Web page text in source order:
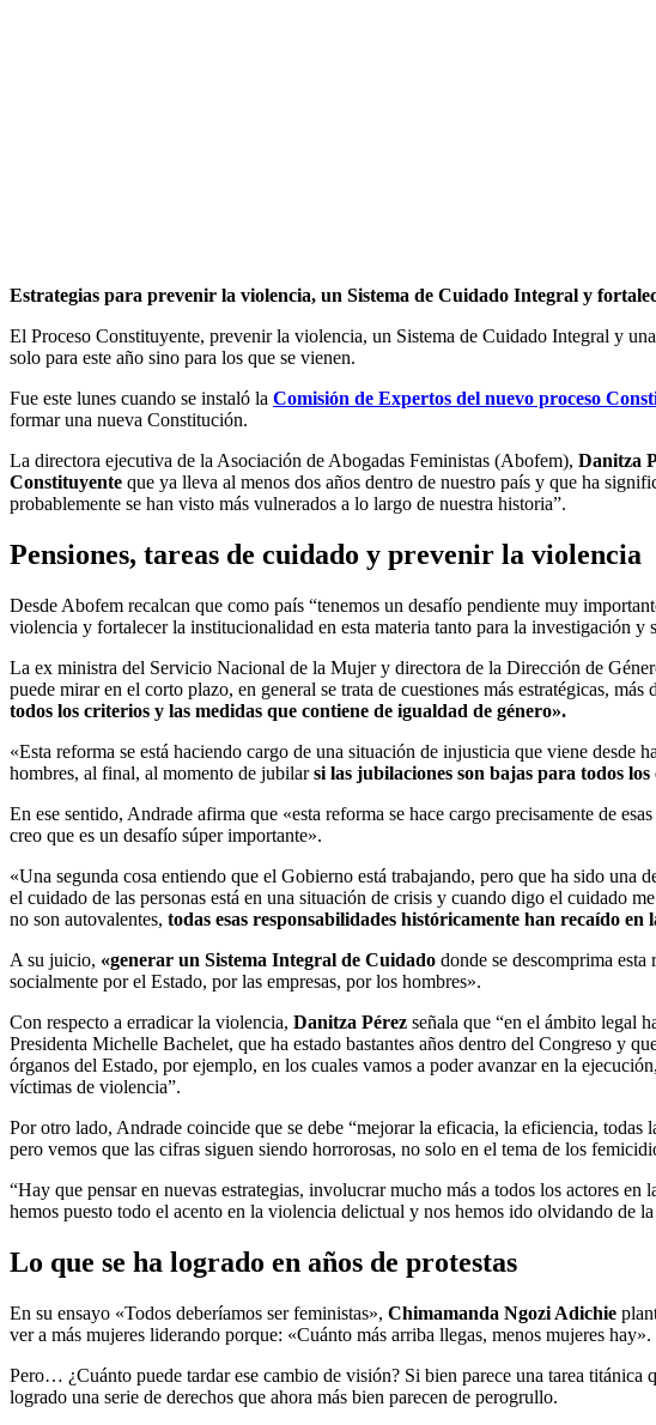
Estrategias para prevenir la violencia, un Sistema de Cuidado Integral y
El Proceso Constituyente, prevenir la violencia, un Sistema de Cuidado Integral y
solo para este año sino para los que se vienen.
Fue este lunes cuando se instaló la Comisión de Expertos del nuevo proceso
formar una nueva Constitución.
La directora ejecutiva de la Asociación de Abogadas Feministas (Abofem), Danitza
Constituyente que ya lleva al menos dos años dentro de nuestro país y que ha
probablemente se han visto más vulnerados a lo largo de nuestra historia”.
Pensiones, tareas de cuidado y prevenir la violencia
Desde Abofem recalcan que como país “tenemos un desafío pendiente muy
violencia y fortalecer la institucionalidad en esta materia tanto para la investigación y
La ex ministra del Servicio Nacional de la Mujer y directora de la Dirección de
puede mirar en el corto plazo, en general se trata de cuestiones más estratégicas,
todos los criterios y las medidas que contiene de igualdad de género».
«Esta reforma se está haciendo cargo de una situación de injusticia que viene desde
hombres, al final, al momento de jubilarsi las jubilaciones son bajas para todos
En ese sentido, Andrade afirma que «esta reforma se hace cargo precisamente de
creo que es un desafío súper importante».
«Una segunda cosa entiendo que el Gobierno está trabajando, pero que ha sido
el cuidado de las personas está en una situación de crisis y cuando digo el cuidado
no son autovalentes, todas esas responsabilidades históricamente han recaído en
A su juicio, «generar un Sistema Integral de Cuidado donde se descomprima esta
socialmente por el Estado, por las empresas, por los hombres».
Con respecto a erradicar la violencia, Danitza Pérez señala que “en el ámbito legal
Presidenta Michelle Bachelet, que ha estado bastantes años dentro del Congreso y
órganos del Estado, por ejemplo, en los cuales vamos a poder avanzar en la
víctimas de violencia”.
Por otro lado, Andrade coincide que se debe “mejorar la eficacia, la eficiencia, todas
pero vemos que las cifras siguen siendo horrorosas, no solo en el tema de los
“Hay que pensar en nuevas estrategias, involucrar mucho más a todos los actores en
hemos puesto todo el acento en la violencia delictual y nos hemos ido olvidando de
Lo que se ha logrado en años de protestas
En su ensayo «Todos deberíamos ser feministas», Chimamanda Ngozi Adichie
ver a más mujeres liderando porque: «Cuánto más arriba llegas, menos mujeres hay».
Pero… ¿Cuánto puede tardar ese cambio de visión? Si bien parece una tarea titánica
logrado una serie de derechos que ahora más bien parecen de perogrullo.